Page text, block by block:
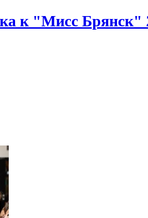
к "Мисс Брянск"